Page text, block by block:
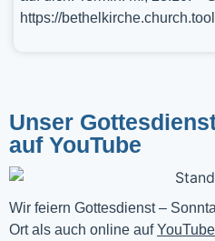
https://
Unser
auf YouTube
Wir feiern Gottesdienst –
Ort als auch online auf YouTube